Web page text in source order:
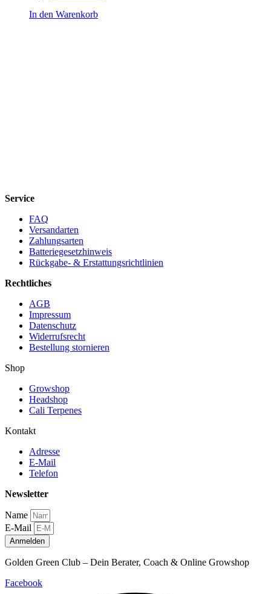
In den Warenkorb
Service
FAQ
Versandarten
Zahlungsarten
Batteriegesetzhinweis
Rückgabe- & Erstattungsrichtlinien
Rechtliches
AGB
Impressum
Datenschutz
Widerrufsrecht
Bestellung stornieren
Shop
Growshop
Headshop
Cali Terpenes
Kontakt
Adresse
E-Mail
Telefon
Newsletter
Name
E-Mail
Anmelden
Golden Green Club – Dein Berater, Coach & Online Growshop
Facebook